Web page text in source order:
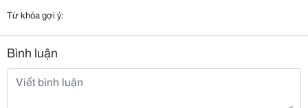
Từ khóa gợi ý:
Bình luận